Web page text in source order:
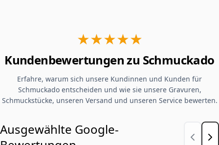
★★★★★
Kundenbewertungen zu Schmuckado
Erfahre, warum sich unsere Kundinnen und Kunden für
Schmuckado entscheiden und wie sie unsere Gravuren,
Schmuckstücke, unseren Versand und unseren Service bewerten.
Ausgewählte Google-